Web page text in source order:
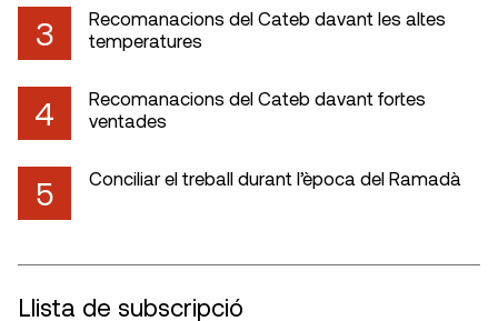
3
Recomanacions del Cateb davant les altes
temperatures
4
Recomanacions del Cateb davant fortes
ventades
5 Conciliar el treball durant l’època del Ramadà
Llista de subscripció